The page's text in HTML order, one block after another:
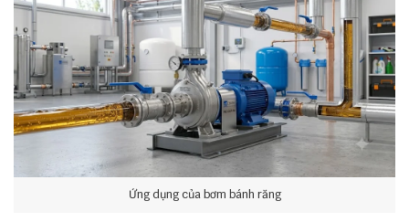
Ứng dụng của bơm bánh răng